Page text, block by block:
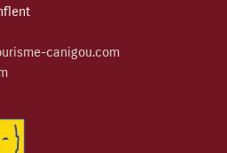
canigou.com